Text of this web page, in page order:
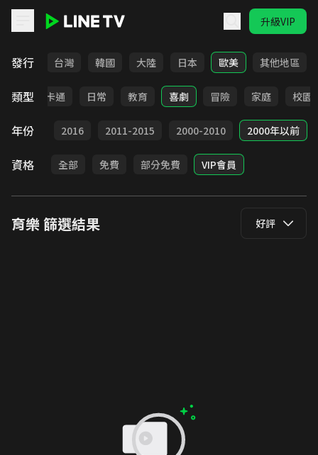
升級VIP
發行
全部 台灣 韓國 大陸 日本 歐美 其他地區
類型
全部 卡通 日常 教育 喜劇 冒險 家庭 校園
年份
2017 2016 2011-2015 2000-2010 2000年以前
資格 全部 免費 部分免費 VIP會員
育樂篩選結果 好評